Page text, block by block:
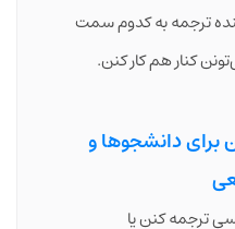
ترجمه به کدوم سمت
کنار هم کار کنن.
دانشجوها و
ترجمه کنن یا